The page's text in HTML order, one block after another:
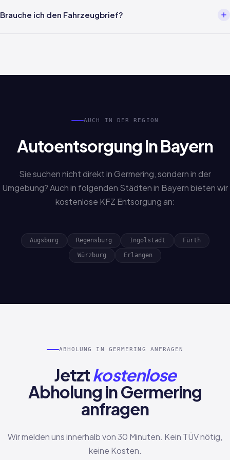
melden uns in der Regel innerhalb von 2 Stunden auf Ihre Anfrage
Brauche ich den Fahrzeugbrief?
AUCH IN DER REGION
Autoentsorgung in Bayern
Sie suchen nicht direkt in Germering, sondern in der
Umgebung? Auch in folgenden Städten in Bayern bieten wir
kostenlose KFZ Entsorgung an:
Augsburg Regensburg Ingolstadt Fürth
Würzburg Erlangen
ABHOLUNG IN GERMERING ANFRAGEN
Jetztkostenlose
Abholung in Germering
anfragen
Wir melden uns innerhalb von 30 Minuten. Kein TÜV nötig,
keine Kosten.